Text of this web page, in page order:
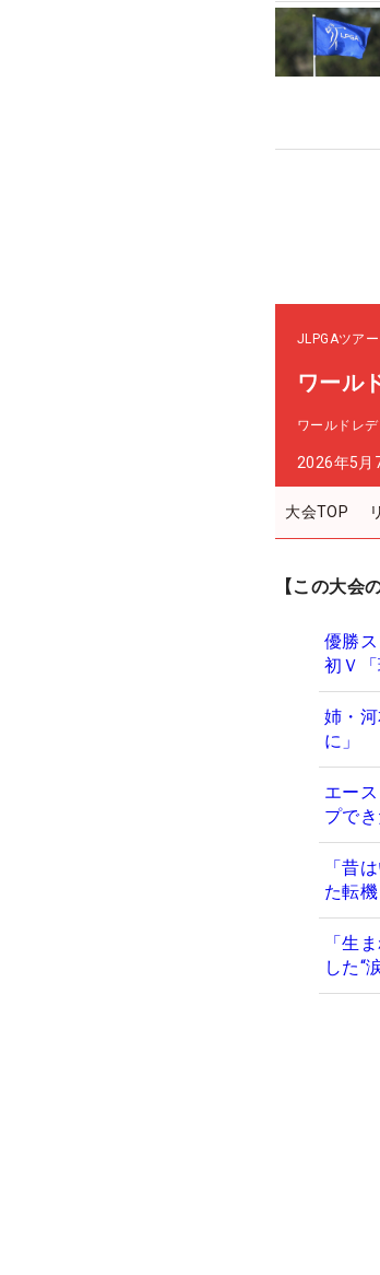
JLPGAツアー
ワール
ワールドレ
2026年5月
大会TOP
【この大会
優勝
初Ｖ
姉・
に」
エー
プでき
「昔
た転機
「生
した“